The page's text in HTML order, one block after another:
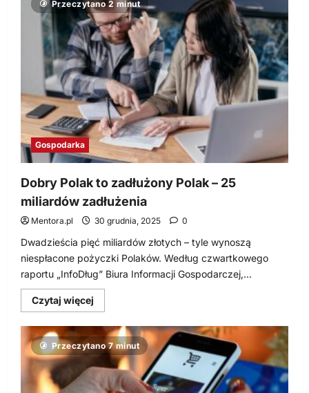
legalnie
i
skutecznie
przetwarzać
dane
osobowe
w
sieci?
Przeczytano 2 minut
Gospodarka
Dobry Polak to zadłużony Polak – 25
miliardów zadłużenia
Mentora.pl 30 grudnia, 2025 0
Dwadzieścia pięć miliardów złotych – tyle wynoszą
niespłacone pożyczki Polaków. Według czwartkowego
raportu „InfoDług” Biura Informacji Gospodarczej,...
Czytaj więcej
się
o
Dobry
Polak
to
zadłużony
Polak
–
Przeczytano 7 minut